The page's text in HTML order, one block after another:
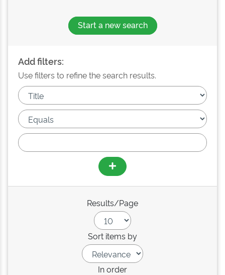
Start a new search
Add filters:
Use filters to refine the search results.
Results/Page
Sort items by
In order